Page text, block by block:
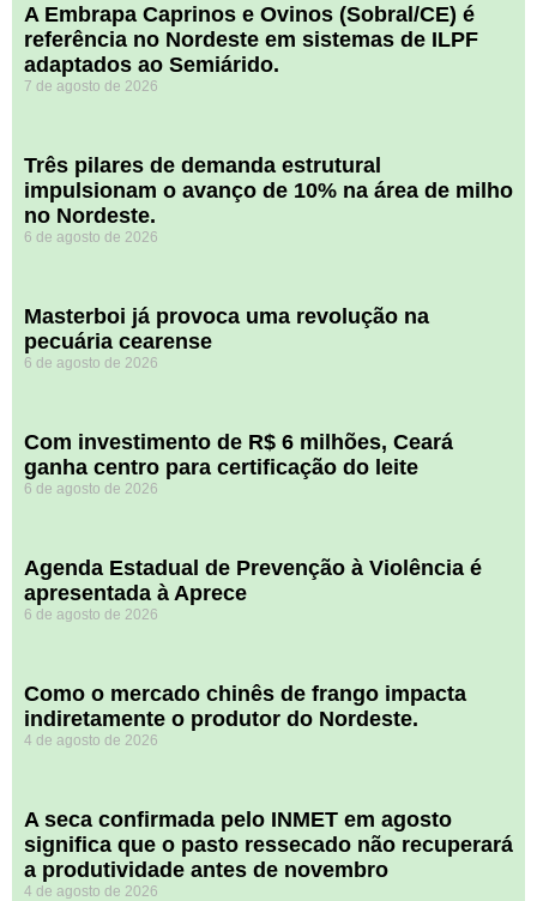
A Embrapa Caprinos e Ovinos (Sobral/CE) é
referência no Nordeste em sistemas de ILPF
adaptados ao Semiárido.
7 de agosto de 2026
​Três pilares de demanda estrutural
impulsionam o avanço de 10% na área de milho
no Nordeste.
6 de agosto de 2026
Masterboi já provoca uma revolução na
pecuária cearense
6 de agosto de 2026
Com investimento de R$ 6 milhões, Ceará
ganha centro para certificação do leite
6 de agosto de 2026
Agenda Estadual de Prevenção à Violência é
apresentada à Aprece
6 de agosto de 2026
​Como o mercado chinês de frango impacta
indiretamente o produtor do Nordeste.
4 de agosto de 2026
A seca confirmada pelo INMET em agosto
significa que o pasto ressecado não recuperará
a produtividade antes de novembro
4 de agosto de 2026